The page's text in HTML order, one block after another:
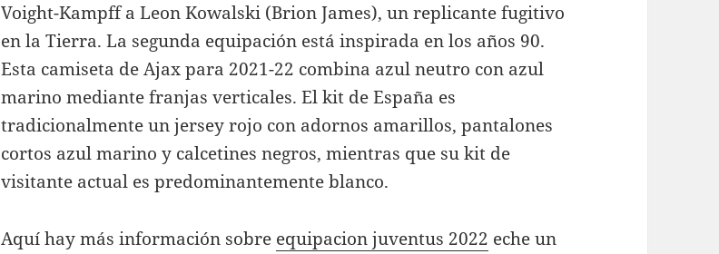
Voight-Kampff a Leon Kowalski (Brion James), un replicante fugitivo
en la Tierra. La segunda equipación está inspirada en los años 90.
Esta camiseta de Ajax para 2021-22 combina azul neutro con azul
marino mediante franjas verticales. El kit de España es
tradicionalmente un jersey rojo con adornos amarillos, pantalones
cortos azul marino y calcetines negros, mientras que su kit de
visitante actual es predominantemente blanco.
Aquí hay más información sobre equipacion juventus 2022 eche un